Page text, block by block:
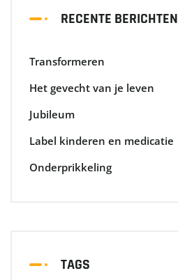
RECENTE BERICHTEN
Transformeren
Het gevecht van je leven
Jubileum
Label kinderen en medicatie
Onderprikkeling
TAGS